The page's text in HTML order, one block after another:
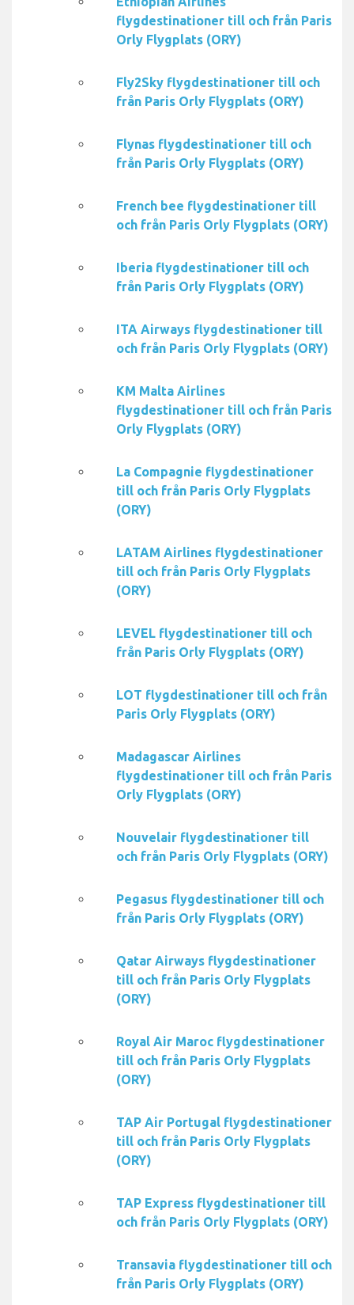
flygdestinationer till och från Paris
Orly Flygplats (ORY)
Fly2Sky flygdestinationer till och
från Paris Orly Flygplats (ORY)
Flynas flygdestinationer till och
från Paris Orly Flygplats (ORY)
French bee flygdestinationer till
och från Paris Orly Flygplats (ORY)
Iberia flygdestinationer till och
från Paris Orly Flygplats (ORY)
ITA Airways flygdestinationer till
och från Paris Orly Flygplats (ORY)
KM Malta Airlines
flygdestinationer till och från Paris
Orly Flygplats (ORY)
La Compagnie flygdestinationer
till och från Paris Orly Flygplats
(ORY)
LATAM Airlines flygdestinationer
till och från Paris Orly Flygplats
(ORY)
LEVEL flygdestinationer till och
från Paris Orly Flygplats (ORY)
LOT flygdestinationer till och från
Paris Orly Flygplats (ORY)
Madagascar Airlines
flygdestinationer till och från Paris
Orly Flygplats (ORY)
Nouvelair flygdestinationer till
och från Paris Orly Flygplats (ORY)
Pegasus flygdestinationer till och
från Paris Orly Flygplats (ORY)
Qatar Airways flygdestinationer
till och från Paris Orly Flygplats
(ORY)
Royal Air Maroc flygdestinationer
till och från Paris Orly Flygplats
(ORY)
TAP Air Portugal flygdestinationer
till och från Paris Orly Flygplats
(ORY)
TAP Express flygdestinationer till
och från Paris Orly Flygplats (ORY)
Transavia flygdestinationer till och
från Paris Orly Flygplats (ORY)